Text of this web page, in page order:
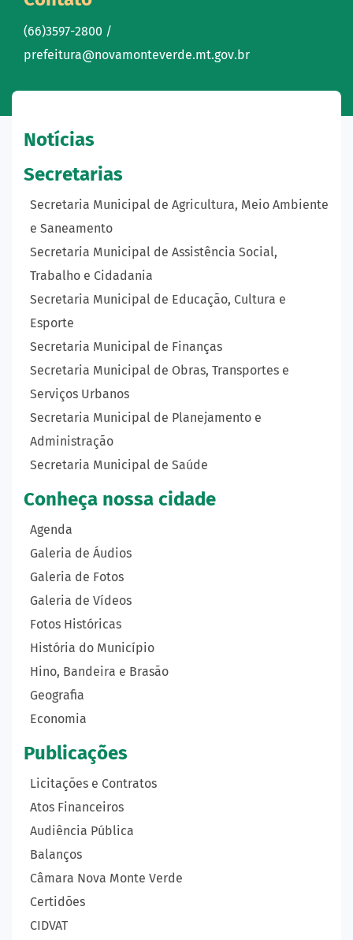
(66)3597-2800 /
prefeitura@novamonteverde.mt.gov.br
Notícias
Secretarias
Secretaria Municipal de Agricultura, Meio Ambiente
e Saneamento
Secretaria Municipal de Assistência Social,
Trabalho e Cidadania
Secretaria Municipal de Educação, Cultura e
Esporte
Secretaria Municipal de Finanças
Secretaria Municipal de Obras, Transportes e
Serviços Urbanos
Secretaria Municipal de Planejamento e
Administração
Secretaria Municipal de Saúde
Conheça nossa cidade
Agenda
Galeria de Áudios
Galeria de Fotos
Galeria de Vídeos
Fotos Históricas
História do Município
Hino, Bandeira e Brasão
Geografia
Economia
Publicações
Licitações e Contratos
Atos Financeiros
Audiência Pública
Balanços
Câmara Nova Monte Verde
Certidões
CIDVAT